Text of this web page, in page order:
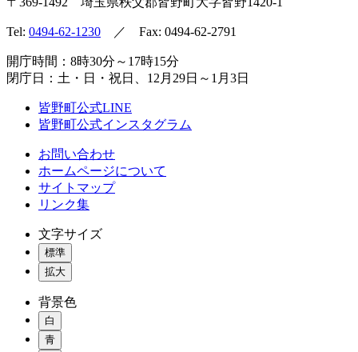
Tel: 0494-62-1230 ／ Fax: 0494-62-2791
開庁時間：8時30分～17時15分
閉庁日：土・日・祝日、12月29日～1月3日
皆野町公式LINE
皆野町公式インスタグラム
お問い合わせ
ホームページについて
サイトマップ
リンク集
文字サイズ
標準
拡大
背景色
白
青